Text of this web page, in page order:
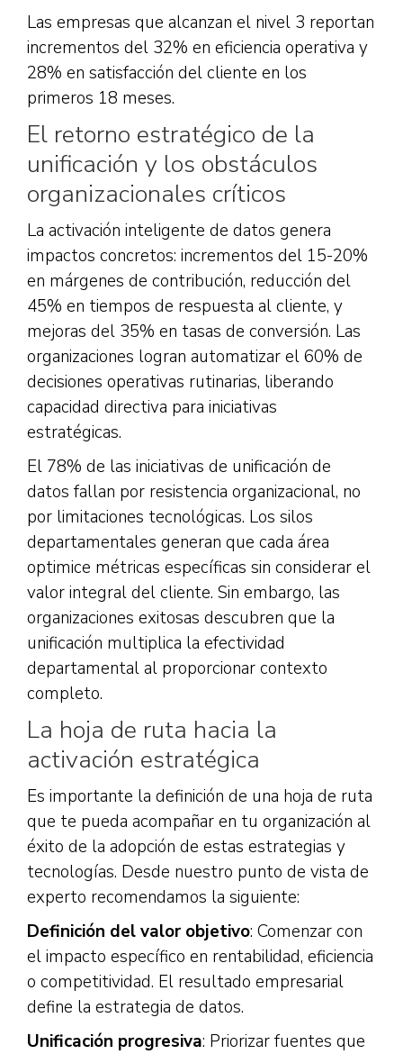
Las empresas que alcanzan el nivel 3 reportan
incrementos del 32% en eficiencia operativa y
28% en satisfacción del cliente en los
primeros 18 meses.
El retorno estratégico de la
unificación y los obstáculos
organizacionales críticos
La activación inteligente de datos genera
impactos concretos: incrementos del 15-20%
en márgenes de contribución, reducción del
45% en tiempos de respuesta al cliente, y
mejoras del 35% en tasas de conversión. Las
organizaciones logran automatizar el 60% de
decisiones operativas rutinarias, liberando
capacidad directiva para iniciativas
estratégicas.
El 78% de las iniciativas de unificación de
datos fallan por resistencia organizacional, no
por limitaciones tecnológicas. Los silos
departamentales generan que cada área
optimice métricas específicas sin considerar el
valor integral del cliente. Sin embargo, las
organizaciones exitosas descubren que la
unificación multiplica la efectividad
departamental al proporcionar contexto
completo.
La hoja de ruta hacia la
activación estratégica
Es importante la definición de una hoja de ruta
que te pueda acompañar en tu organización al
éxito de la adopción de estas estrategias y
tecnologías. Desde nuestro punto de vista de
experto recomendamos la siguiente:
Definición del valor objetivo: Comenzar con
el impacto específico en rentabilidad, eficiencia
o competitividad. El resultado empresarial
define la estrategia de datos.
Unificación progresiva: Priorizar fuentes que